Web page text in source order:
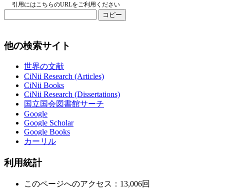
引用にはこちらのURLをご利用ください
コピー
他の検索サイト
世界の文献
CiNii Research (Articles)
CiNii Books
CiNii Research (Dissertations)
国立国会図書館サーチ
Google
Google Scholar
Google Books
カーリル
利用統計
このページへのアクセス：13,006回